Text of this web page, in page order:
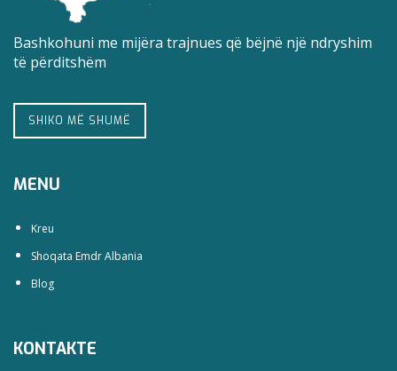
Bashkohuni me mijëra trajnues që bëjnë një ndryshim
të përditshëm
SHIKO MË SHUMË
MENU
Kreu
Shoqata Emdr Albania
Blog
KONTAKTE